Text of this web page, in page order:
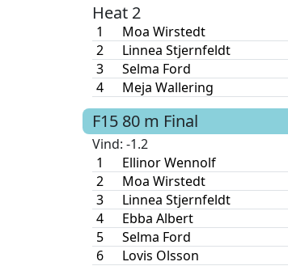
Heat 2
1
Moa Wirstedt
2
Linnea Stjernfeldt
3
Selma Ford
4
Meja Wallering
F15 80 m Final
Vind: -1.2
1
Ellinor Wennolf
2
Moa Wirstedt
3
Linnea Stjernfeldt
4
Ebba Albert
5
Selma Ford
6
Lovis Olsson